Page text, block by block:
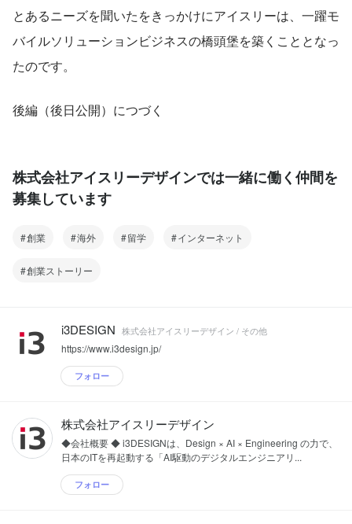
とあるニーズを聞いたをきっかけにアイスリーは、一躍モ
バイルソリューションビジネスの橋頭堡を築くこととなっ
たのです。
後編（後日公開）につづく
株式会社アイスリーデザインでは一緒に働く仲間を
募集しています
創業 海外 留学 インターネット
創業ストーリー
i3DESIGN 株式会社アイスリーデザイン / その他
https://www.i3design.jp/
フォロー
株式会社アイスリーデザイン
◆会社概要 ◆ i3DESIGNは、Design × AI × Engineering の力で、
日本のITを再起動する「AI駆動のデジタルエンジニアリ...
フォロー